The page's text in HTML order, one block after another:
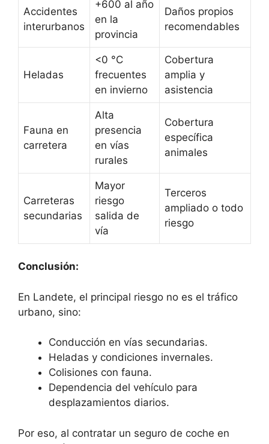
Accidentes
interurbanos
+600 al año
en la
provincia
Daños propios
recomendables
Heladas
<0 °C
frecuentes
en invierno
Cobertura
amplia y
asistencia
Fauna en
carretera
Alta
presencia
en vías
rurales
Cobertura
específica
animales
Carreteras
secundarias
Mayor
riesgo
salida de
vía
Terceros
ampliado o todo
riesgo
Conclusión:
En Landete, el principal riesgo no es el tráfico
urbano, sino:
Conducción en vías secundarias.
Heladas y condiciones invernales.
Colisiones con fauna.
Dependencia del vehículo para
desplazamientos diarios.
Por eso, al contratar un seguro de coche en